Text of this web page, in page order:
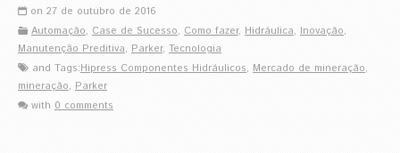
on 27 de outubro de 2016
Automação, Case de Sucesso, Como fazer, Hidráulica, Inovação,
Manutenção Preditiva, Parker, Tecnologia
and Tags:Hipress Componentes Hidráulicos, Mercado de mineração,
mineração, Parker
with 0 comments